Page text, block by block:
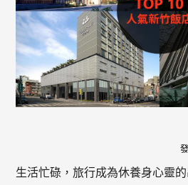
生活忙碌，旅行成為休養身心靈